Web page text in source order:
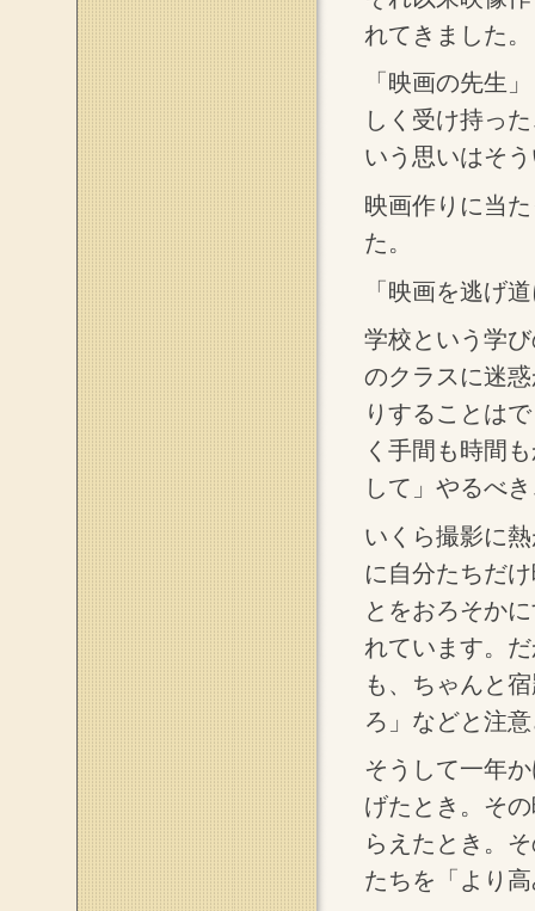
れてきました。
「映画の先生
しく受け持っ
いう思いはそ
映画作りに当
た。
「映画を逃げ
学校という学
のクラスに迷
りすることは
く手間も時間
して」やるべ
いくら撮影に
に自分たちだ
とをおろそか
れています。
も、ちゃんと
ろ」などと注
そうして一年
げたとき。そ
らえたとき。
たちを「より